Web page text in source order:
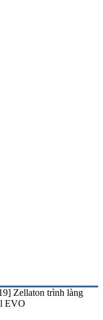
Zellaton trình làng
EVO